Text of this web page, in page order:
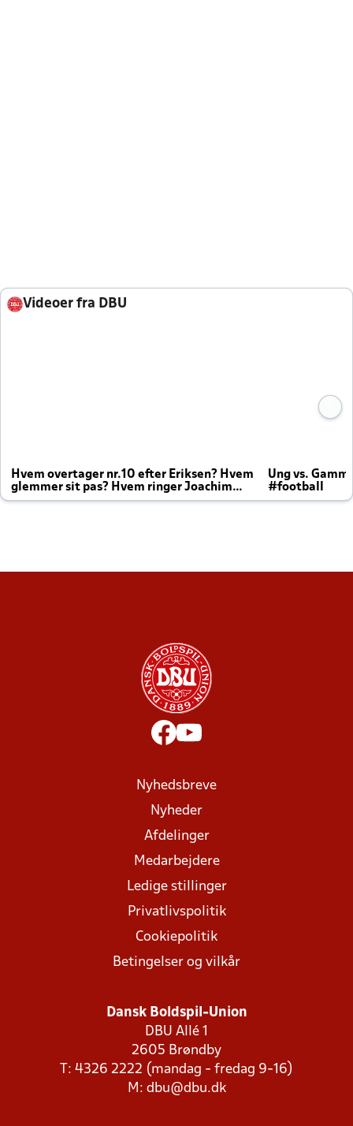
Videoer fra DBU
Hvem overtager nr.10 efter Eriksen? Hvem
glemmer sit pas? Hvem ringer Joachim
altid til efter kampe?
Ung vs.
#football
Nyhedsbreve
Nyheder
Afdelinger
Medarbejdere
Ledige stillinger
Privatlivspolitik
Cookiepolitik
Betingelser og vilkår
Dansk Boldspil-Union
DBU Allé 1
2605 Brøndby
T: 4326 2222 (mandag - fredag 9-16)
M: dbu@dbu.dk